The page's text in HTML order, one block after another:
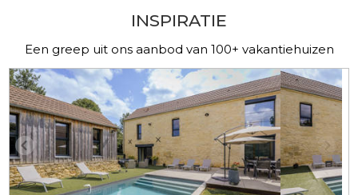
INSPIRATIE
Een greep uit ons aanbod van 100+ vakantiehuizen